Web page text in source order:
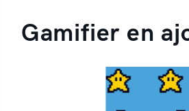
Gamifier en